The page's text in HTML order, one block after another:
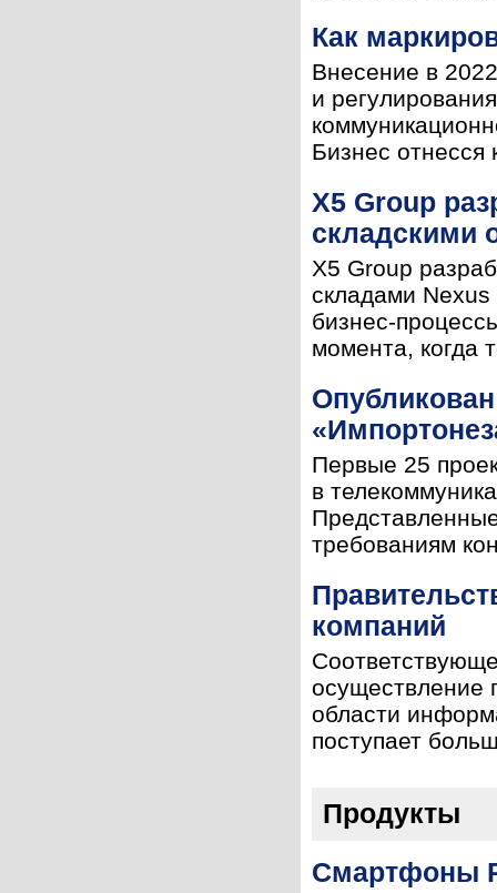
Как
Внесение в
и
Бизнес отнесся
Х5 Group
складскими
Х5 Group
складами
бизнес-
момента, когда
Первые 25
в
требованиям
компаний
осуществление
области
поступает
Продукты
Смартфоны